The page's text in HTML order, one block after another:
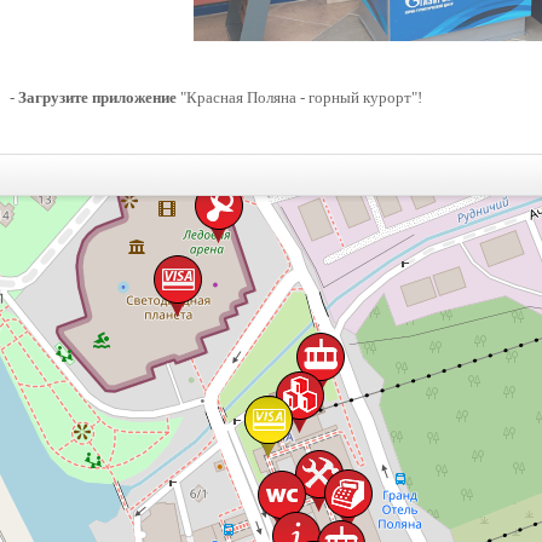
- Загрузите приложение "Красная Поляна - горный курорт"!